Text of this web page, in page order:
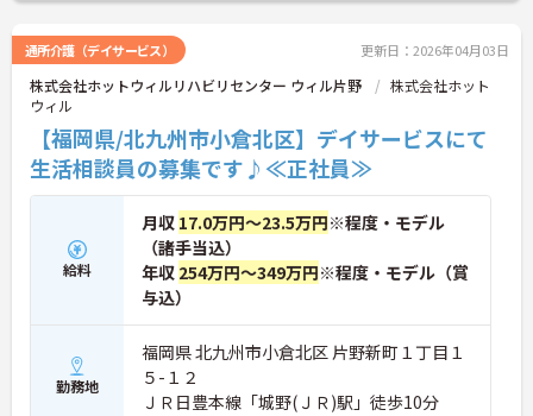
通所介護（デイサービス） 更新日：2026年04月03日
株式会社ホットウィルリハビリセンター ウィル片野
株式会社ホット
ウィル
【福岡県/北九州市小倉北区】デイサービスにて
生活相談員の募集です♪≪正社員≫
給料
月収 17.0万円～23.5万円※程度・モデル
（諸手当込）
年収 254万円～349万円※程度・モデル（賞
与込）
勤務地
福岡県 北九州市小倉北区 片野新町１丁目１
５-１２
ＪＲ日豊本線「城野(ＪＲ)駅」徒歩10分